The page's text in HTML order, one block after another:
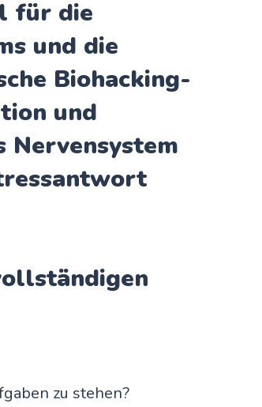
für die
und die
Biohacking-
und
Nervensystem
zu stehen?